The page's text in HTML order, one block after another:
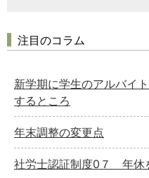
注目のコラム
新学期に学生のアルバイ
するところ
年末調整の変更点
社労士認証制度0７ 年休